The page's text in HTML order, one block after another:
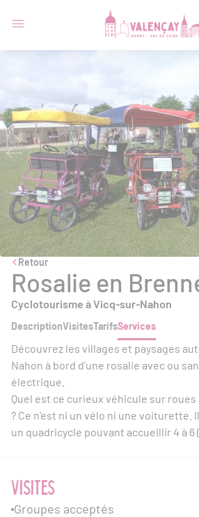
Retour
Rosalie en
Cyclotourisme à Vicq-sur-Nahon
DescriptionVisitesTarifsServices
Découvrez les villages et paysages
Nahon à bord d'une rosalie avec ou
électrique.
Quel est ce curieux véhicule sur
? Ce n'est ni un vélo ni une voiturette.
un quadricycle pouvant accueillir 4 à 6
VISITES
Groupes acceptés